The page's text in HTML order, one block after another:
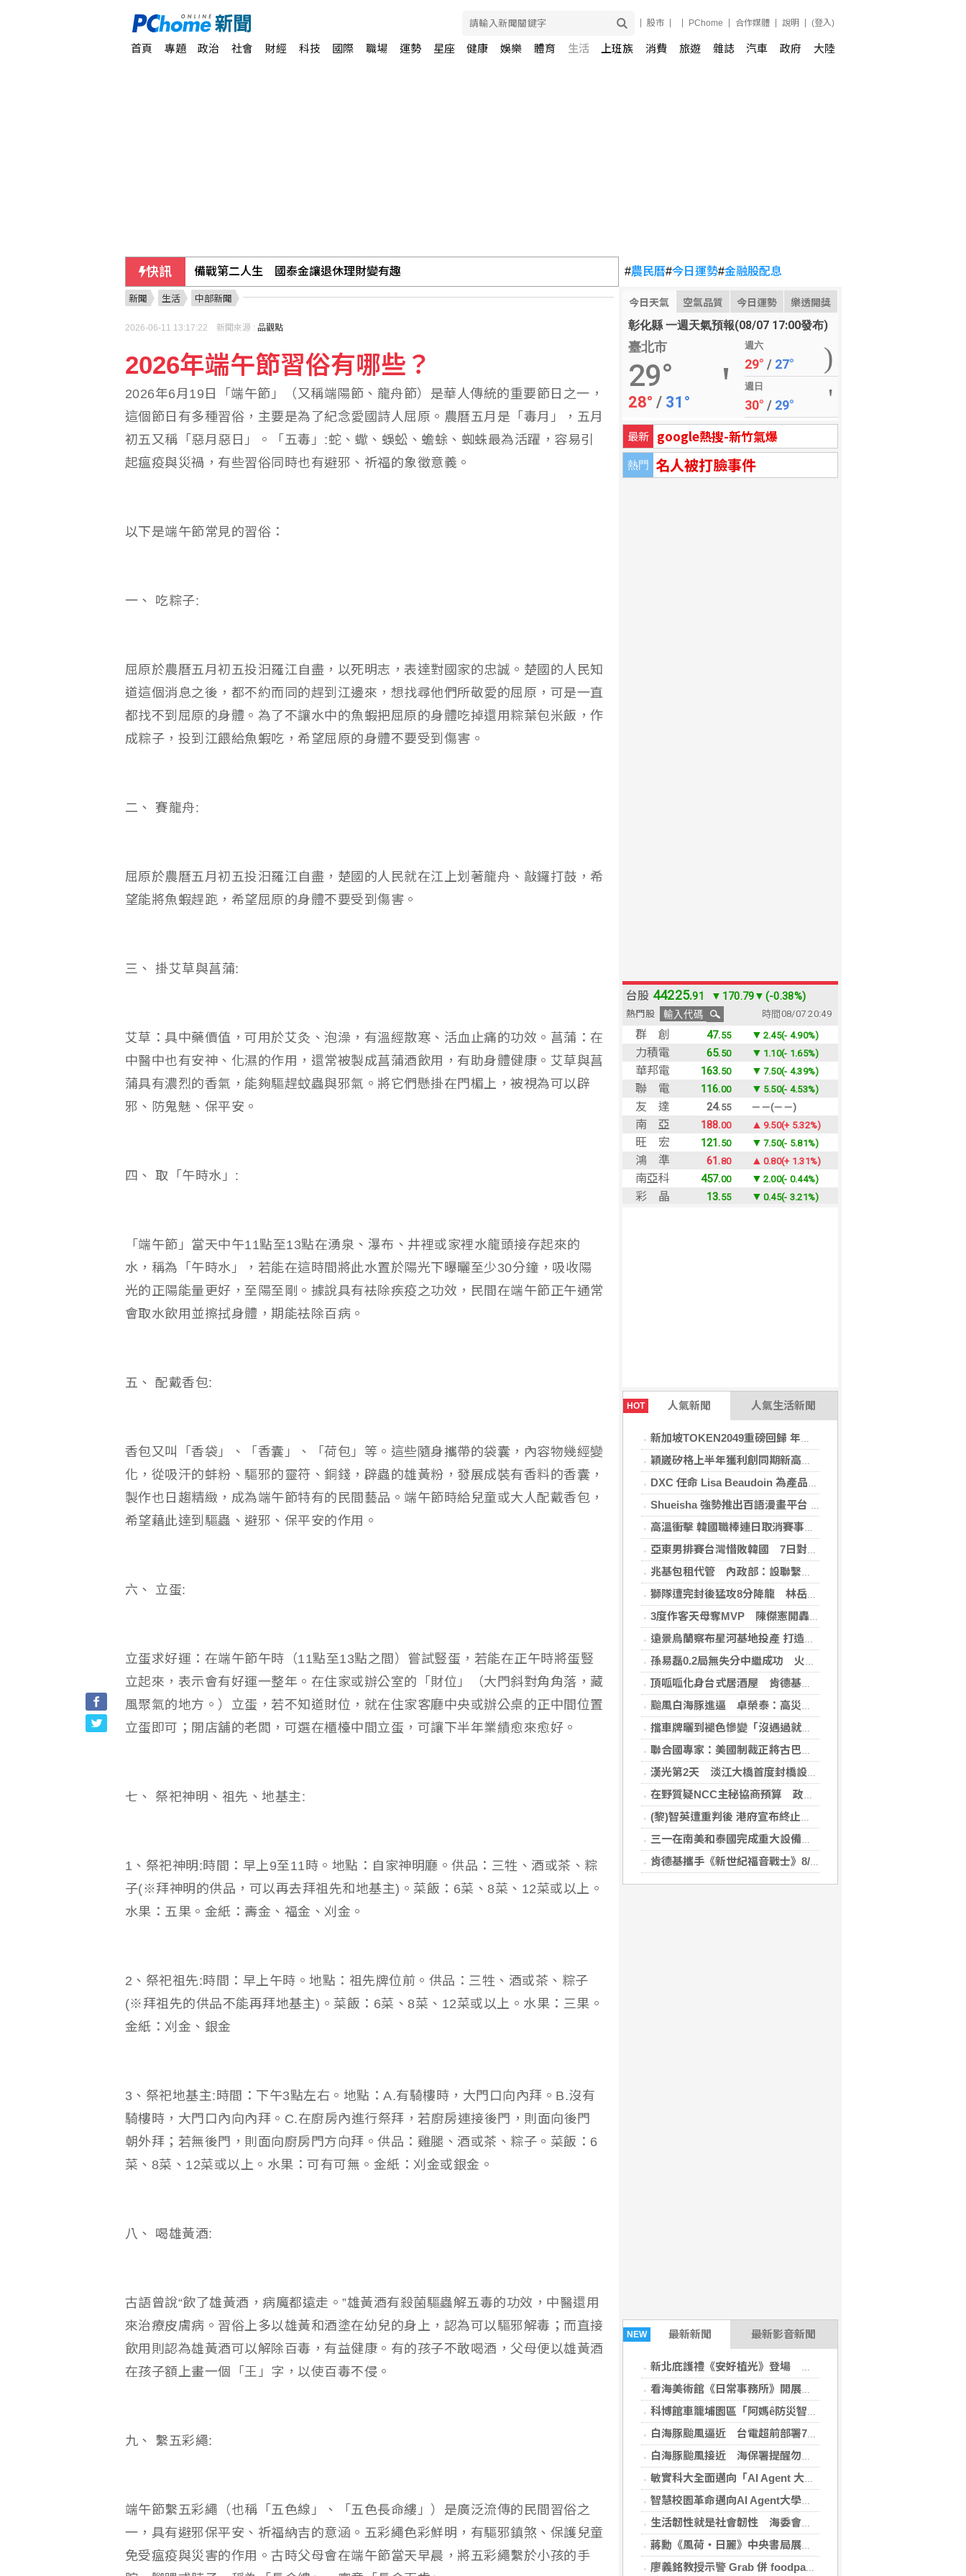
股市 PChome 合作媒體 說明 (登入)
首頁 專題 政治 社會 財經 科技 國際 職場 運勢 星座 健康 娛樂 體育 生活 上班族 消費 旅遊 雜誌 汽車 政府 大陸
快訊 備戰第二人生 國泰金讓退休理財變有趣
泰國槍擊案致8死 包括學校2名教師3名職員
未來帳戶條例送達 政院：立院侵權將採必要憲政作為
#農民曆#今日運勢#金融股配息
今日天氣 空氣品質 今日運勢 樂透開獎
彰化縣 一週天氣預報(08/07 17:00發布)
臺北市
29°
28° / 31°
週六
29° / 27°
週日
30° / 29°
最新 google熱搜-新竹氣爆
熱門 名人被打臉事件
HOT 人氣新聞 人氣生活新聞
新加坡TOKEN2049重磅回歸 年度行業頂級盛會再度啟幕
穎崴矽格上半年獲利創同期新高 AI先進製程需求帶動
DXC 任命 Lisa Beaudoin 為產品總監，以加速產品導向型增長
Shueisha 強勢推出百語漫畫平台 MANGA MILLION 大舉進軍全球市場
高溫衝擊 韓國職棒連日取消賽事、11日起晚間7時開打
亞東男排賽台灣惜敗韓國 7日對戰日本拚4強
兆基包租代管 內政部：設聯繫諮詢窗口統一受理
獅隊遭完封後猛攻8分降龍 林岳平：總是要發揮
3度作客天母奪MVP 陳傑憲開轟擊退雙殺心魔
遠景烏蘭察布星河基地投產 打造吉瓦級AI基礎設施新模式
孫易磊0.2局無失分中繼成功 火腿擊敗軟銀
頂呱呱化身台式居酒屋 肯德基聯名EVA攻漫迷
颱風白海豚進逼 卓榮泰：高災害潛勢區加強預防性整備
擋車牌曬到褪色慘變「沒遇過就好了」！崔始源親朝聖崩潰喊：記得常換照片
聯合國專家：美國制裁正將古巴推入全面危機
漢光第2天 淡江大橋首度封橋設3防線阻敵直衝中樞
在野質疑NCC主秘協商預算 政院：委員全出缺所致
(黎)智英遭重判後 港府宣布終止壹傳媒調查
三一在南美和泰國完成重大設備交付，全球佈局持續拓展
肯德基攜手《新世紀福音戰士》8/11霸脆覺醒 首度跨界台灣速食品牌！
NEW 最新新聞 最新影音新聞
新北庇護禮《安好植光》登場 療癒植栽兼具食用巧思
看海美術館《日常事務所》開展 把職場與生活日常變成最好玩的藝術體驗
科博館車籠埔園區「阿媽ê防災智慧」特展 宣導面對災害重要觀念
白海豚颱風逼近 台電超前部署7215人力、3338輛車全台防颱
白海豚颱風接近 海保署提醒勿前往海邊活動 發現海洋廢棄物可透過MDCN通報
敏實科大全面邁向「AI Agent 大學」 每周抽籤即席分享讓數位助手落實日常
智慧校園革命邁向AI Agent大學 敏實科大打造多模型協作「數位校務團隊」
生活韌性就是社會韌性 海委會親子日結合防空演習
蔣勳《風荷・日麗》中央書局展出 詩畫交織一場東方生命美學
廖義銘教授示警 Grab 併 foodpanda 恐衝擊市場競爭 外送聯盟：專法上路16天就爆爭議
新聞 生活 中部新聞
2026-06-11 13:17:22 新聞來源 : 品觀點
2026年端午節習俗有哪些？
2026年6月19日「端午節」（又稱端陽節、龍舟節）是華人傳統的重要節日之一，
這個節日有多種習俗，主要是為了紀念愛國詩人屈原。農曆五月是「毒月」，五月
初五又稱「惡月惡日」。「五毒」:蛇、蠍、蜈蚣、蟾蜍、蜘蛛最為活躍，容易引
起瘟疫與災禍，有些習俗同時也有避邪、祈福的象徵意義。
以下是端午節常見的習俗：
一、 吃粽子:
屈原於農曆五月初五投汨羅江自盡，以死明志，表達對國家的忠誠。楚國的人民知
道這個消息之後，都不約而同的趕到江邊來，想找尋他們所敬愛的屈原，可是一直
都找不到屈原的身體。為了不讓水中的魚蝦把屈原的身體吃掉還用粽葉包米飯，作
成粽子，投到江餵給魚蝦吃，希望屈原的身體不要受到傷害。
二、 賽龍舟:
屈原於農曆五月初五投汨羅江自盡，楚國的人民就在江上划著龍舟、敲鑼打鼓，希
望能將魚蝦趕跑，希望屈原的身體不要受到傷害。
三、 掛艾草與菖蒲:
艾草：具中藥價值，可用於艾灸、泡澡，有溫經散寒、活血止痛的功效。菖蒲：在
中醫中也有安神、化濕的作用，還常被製成菖蒲酒飲用，有助身體健康。艾草與菖
蒲具有濃烈的香氣，能夠驅趕蚊蟲與邪氣。將它們懸掛在門楣上，被視為可以辟
邪、防鬼魅、保平安。
四、 取「午時水」:
「端午節」當天中午11點至13點在湧泉、瀑布、井裡或家裡水龍頭接存起來的
水，稱為「午時水」，若能在這時間將此水置於陽光下曝曬至少30分鐘，吸收陽
光的正陽能量更好，至陽至剛。據說具有袪除疾疫之功效，民間在端午節正午通常
會取水飲用並擦拭身體，期能袪除百病。
五、 配戴香包:
香包又叫「香袋」、「香囊」、「荷包」等。這些隨身攜帶的袋囊，內容物幾經變
化，從吸汗的蚌粉、驅邪的靈符、銅錢，辟蟲的雄黃粉，發展成裝有香料的香囊，
製作也日趨精緻，成為端午節特有的民間藝品。端午節時給兒童或大人配戴香包，
希望藉此達到驅蟲、避邪、保平安的作用。
六、 立蛋:
立蛋求好運：在端午節午時（11點至13點之間）嘗試豎蛋，若能在正午時將蛋豎
立起來，表示會有好運一整年。在住家或辦公室的「財位」（大門斜對角角落，藏
風聚氣的地方。）立蛋，若不知道財位，就在住家客廳中央或辦公桌的正中間位置
立蛋即可；開店舖的老闆，可選在櫃檯中間立蛋，可讓下半年業績愈來愈好。
七、 祭祀神明、祖先、地基主:
1、祭祀神明:時間：早上9至11時。地點：自家神明廳。供品：三牲、酒或茶、粽
子(※拜神明的供品，可以再去拜祖先和地基主)。菜飯：6菜、8菜、12菜或以上。
水果：五果。金紙：壽金、福金、刈金。
2、祭祀祖先:時間：早上午時。地點：祖先牌位前。供品：三牲、酒或茶、粽子
(※拜祖先的供品不能再拜地基主)。菜飯：6菜、8菜、12菜或以上。水果：三果。
金紙：刈金、銀金
3、祭祀地基主:時間：下午3點左右。地點：A.有騎樓時，大門口向內拜。B.沒有
騎樓時，大門口內向內拜。C.在廚房內進行祭拜，若廚房連接後門，則面向後門
朝外拜；若無後門，則面向廚房門方向拜。供品：雞腿、酒或茶、粽子。菜飯：6
菜、8菜、12菜或以上。水果：可有可無。金紙：刈金或銀金。
八、 喝雄黃酒:
古語曾說“飲了雄黃酒，病魔都遠走。”雄黃酒有殺菌驅蟲解五毒的功效，中醫還用
來治療皮膚病。習俗上多以雄黃和酒塗在幼兒的身上，認為可以驅邪解毒；而直接
飲用則認為雄黃酒可以解除百毒，有益健康。有的孩子不敢喝酒，父母便以雄黃酒
在孩子額上畫一個「王」字，以使百毒不侵。
九、 繫五彩繩:
端午節繫五彩繩（也稱「五色線」、「五色長命縷」）是廣泛流傳的民間習俗之
一，具有避邪保平安、祈福納吉的意涵。五彩繩色彩鮮明，有驅邪鎮煞、保護兒童
免受瘟疫與災害的作用。古時父母會在端午節當天早晨，將五彩繩繫於小孩的手